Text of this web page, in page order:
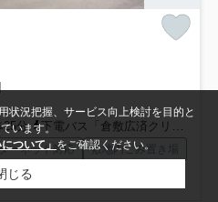
25分
下電バス「倉敷広済クリニック前」バス停下車 徒歩8分
ーネット対応
敷地内ごみ置き場
状況把握、サービス向上検討を目的と
います。
ついて」 をご確認ください。
じる